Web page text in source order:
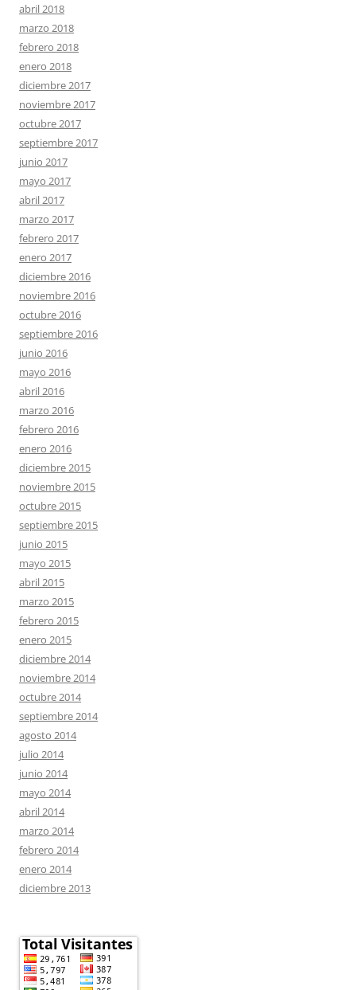
abril 2018
marzo 2018
febrero 2018
enero 2018
diciembre 2017
noviembre 2017
octubre 2017
septiembre 2017
junio 2017
mayo 2017
abril 2017
marzo 2017
febrero 2017
enero 2017
diciembre 2016
noviembre 2016
octubre 2016
septiembre 2016
junio 2016
mayo 2016
abril 2016
marzo 2016
febrero 2016
enero 2016
diciembre 2015
noviembre 2015
octubre 2015
septiembre 2015
junio 2015
mayo 2015
abril 2015
marzo 2015
febrero 2015
enero 2015
diciembre 2014
noviembre 2014
octubre 2014
septiembre 2014
agosto 2014
julio 2014
junio 2014
mayo 2014
abril 2014
marzo 2014
febrero 2014
enero 2014
diciembre 2013